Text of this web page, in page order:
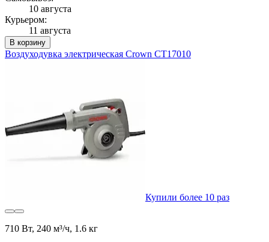
10 августа
Курьером:
11 августа
В корзину
Воздуходувка электрическая Crown CT17010
Купили более 10 раз
710 Вт, 240 м³/ч, 1.6 кг